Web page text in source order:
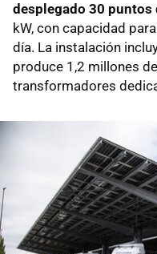
desplegado 30 puntos
kW, con capacidad
día. La instalación
produce 1,2 millones
transformadores